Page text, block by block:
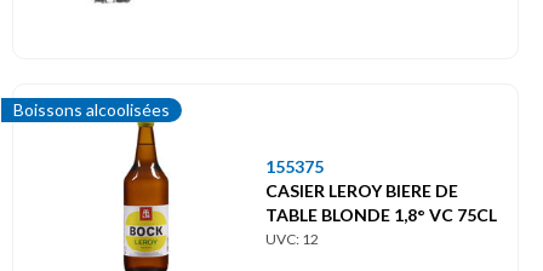
Boissons alcoolisées
155375
CASIER LEROY BIERE DE
TABLE BLONDE 1,8° VC 75CL
UVC: 12